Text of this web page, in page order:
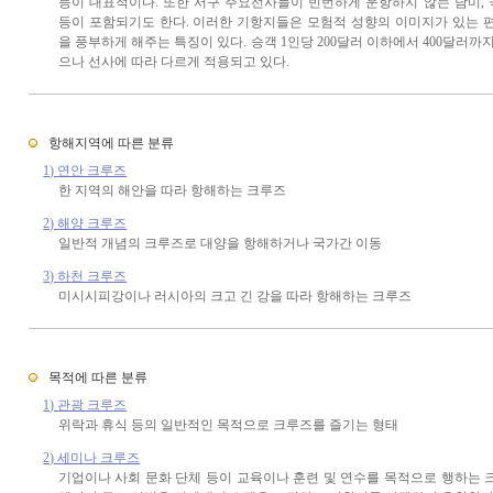
등이 포함되기도 한다. 이러한 기항지들은 모험적 성향의 이미지가 있는
을 풍부하게 해주는 특징이 있다. 승객 1인당 200달러 이하에서 400달러까
으나 선사에 따라 다르게 적용되고 있다.
항해지역에 따른 분류
1) 연안 크루즈
한 지역의 해안을 따라 항해하는 크루즈
2) 해양 크루즈
일반적 개념의 크루즈로 대양을 항해하거나 국가간 이동
3) 하천 크루즈
미시시피강이나 러시아의 크고 긴 강을 따라 항해하는 크루즈
목적에 따른 분류
1) 관광 크루즈
위락과 휴식 등의 일반적인 목적으로 크루즈를 즐기는 형태
2) 세미나 크루즈
기업이나 사회 문화 단체 등이 교육이나 훈련 및 연수를 목적으로 행하는